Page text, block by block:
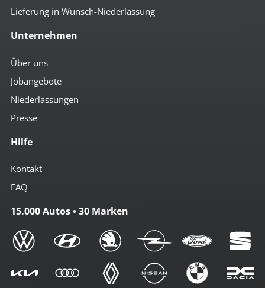
Lieferung in Wunsch-Niederlassung
Unternehmen
Über uns
Jobangebote
Niederlassungen
Presse
Hilfe
Kontakt
FAQ
15.000 Autos • 30 Marken